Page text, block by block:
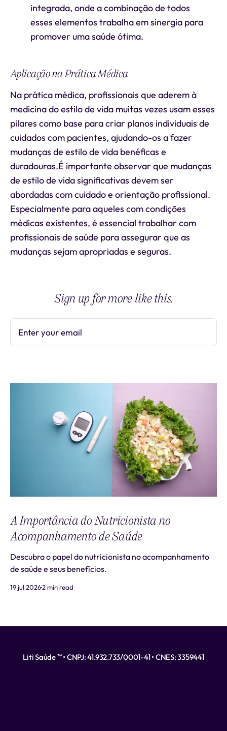
integrada, onde a combinação de todos
esses elementos trabalha em sinergia para
promover uma saúde ótima.
Aplicação na Prática Médica
Na prática médica, profissionais que aderem à
medicina do estilo de vida muitas vezes usam esses
pilares como base para criar planos individuais de
cuidados com pacientes, ajudando-os a fazer
mudanças de estilo de vida benéficas e
duradouras.É importante observar que mudanças
de estilo de vida significativas devem ser
abordadas com cuidado e orientação profissional.
Especialmente para aqueles com condições
médicas existentes, é essencial trabalhar com
profissionais de saúde para assegurar que as
mudanças sejam apropriadas e seguras.
Sign up for more like this.
Enter your email
A Importância do Nutricionista no
Acompanhamento de Saúde
Descubra o papel do nutricionista no acompanhamento
de saúde e seus benefícios.
19 jul 20262 min read
Liti Saúde ™ • CNPJ: 41.932.733/0001-41 • CNES: 3359441